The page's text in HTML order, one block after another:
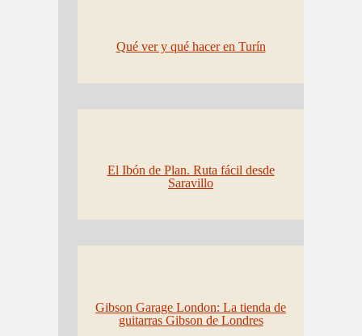
Qué ver y qué hacer en Turín
El Ibón de Plan. Ruta fácil desde
Saravillo
Gibson Garage London: La tienda de
guitarras Gibson de Londres